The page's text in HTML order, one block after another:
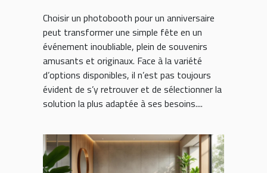
Choisir un photobooth pour un anniversaire
peut transformer une simple fête en un
événement inoubliable, plein de souvenirs
amusants et originaux. Face à la variété
d’options disponibles, il n’est pas toujours
évident de s’y retrouver et de sélectionner la
solution la plus adaptée à ses besoins....